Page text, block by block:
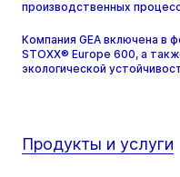
производственных
Компания GEA включена в
STOXX® Europe 600, а
экологической
Продукты и услуги